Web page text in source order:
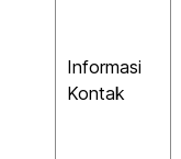
Informasi
Kontak